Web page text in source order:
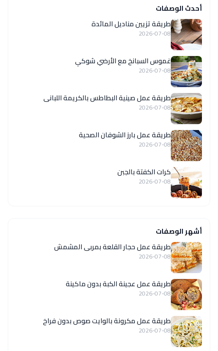
أحدث الوصفات
طريقة تزيين مناديل المائدة
2026-07-08
غموس السبانخ مع الأرضي شوكي
2026-07-08
طريقة عمل صينية البطاطس بالكريمة اللبانى
2026-07-08
طريقة عمل بارز الشوفان الصحية
2026-07-08
كرات الكفتة بالجبن
2026-07-08
أشهر الوصفات
طريقة عمل حجار القلعة بمربى المشمش
2026-07-08
طريقة عمل عجينة الكبة بدون ماكينة
2026-07-08
طريقة عمل مكرونة بالوايت صوص بدون فراخ
2026-07-08